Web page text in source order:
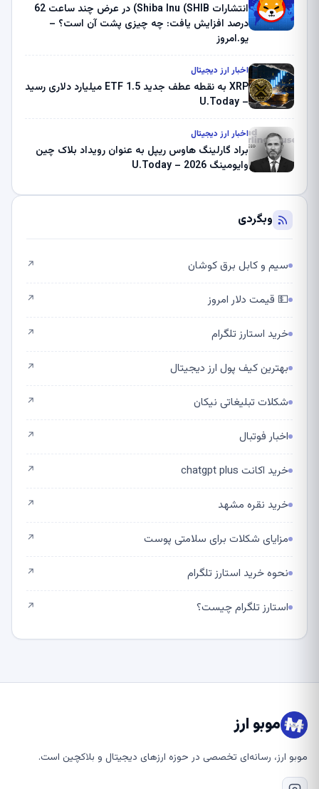
انتشارات Shiba Inu (SHIB) در عرض چند ساعت 62
درصد افزایش یافت: چه چیزی پشت آن است؟ –
یو.امروز
اخبار ارز دیجیتال
XRP به نقطه عطف جدید ETF 1.5 میلیارد دلاری رسید
– U.Today
اخبار ارز دیجیتال
براد گارلینگ هاوس ریپل به عنوان رویداد بلاک چین
وایومینگ 2026 – U.Today
وبگردی
سیم و کابل برق کوشان ↗
💵 قیمت دلار امروز ↗
خرید استارز تلگرام ↗
بهترین کیف پول ارز دیجیتال ↗
شکلات تبلیغاتی نیکان ↗
اخبار فوتبال ↗
خرید اکانت chatgpt plus ↗
خرید نقره مشهد ↗
مزایای شکلات برای سلامتی پوست ↗
نحوه خرید استارز تلگرام ↗
استارز تلگرام چیست؟ ↗
موبو ارز
موبو ارز، رسانه‌ای تخصصی در حوزه ارزهای دیجیتال و بلاکچین است.